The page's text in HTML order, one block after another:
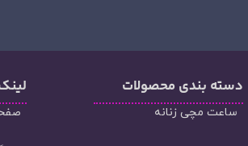
دسته‌ بندی محصولات
ساعت مچی زنانه